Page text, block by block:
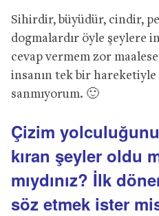
Sihirdir, büyüdür, cindir,
dogmalardır öyle şeylere
cevap vermem zor
insanın tek bir hareketiyle
sanmıyorum. 🙂
Çizim
kıran şeyler oldu
mıydınız? İlk
söz etmek ister